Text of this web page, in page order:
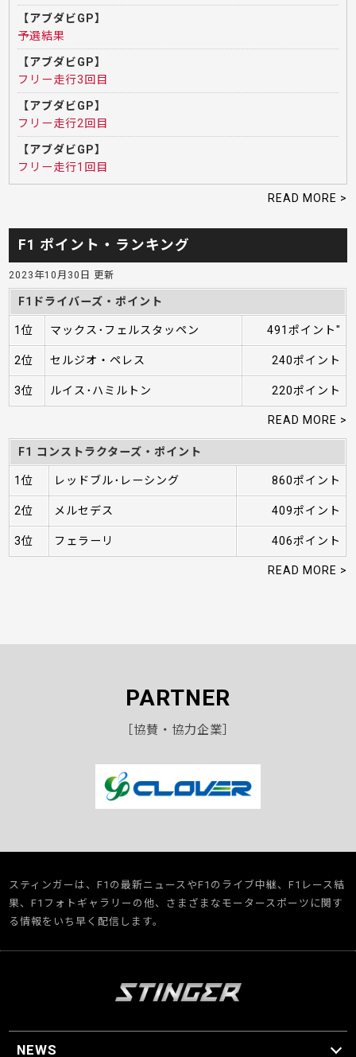
【アブダビGP】
予選結果
【アブダビGP】
フリー走行3回目
【アブダビGP】
フリー走行2回目
【アブダビGP】
フリー走行1回目
READ MORE >
F1 ポイント・ランキング
2023年10月30日 更新
F1ドライバーズ・ポイント
1位 マックス･フェルスタッペン 491ポイント"
2位 セルジオ・ペレス 240ポイント
3位 ルイス･ハミルトン 220ポイント
READ MORE >
F1 コンストラクターズ・ポイント
1位 レッドブル･レーシング 860ポイント
2位 メルセデス 409ポイント
3位 フェラーリ 406ポイント
READ MORE >
PARTNER
［協賛・協力企業］
スティンガーは、F1の最新ニュースやF1のライブ中継、F1レース結
果、F1フォトギャラリーの他、さまざまなモータースポーツに関す
る情報をいち早く配信します。
NEWS